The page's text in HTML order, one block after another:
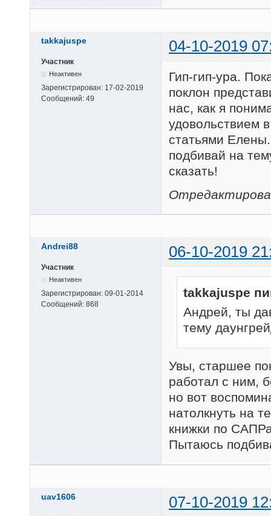
takkajuspe 04-10-2019
Участник
Неактивен
Зарегистрирован: 17-02-2019
Сообщений: 49
Гип-гип-ура.
поклон
нас, как я
удовольствием
статьями
подбивай на
сказать!
Andrei88 06-10-2019
Участник
Неактивен
Зарегистрирован: 09-01-2014
Сообщений: 868
takkajuspe
Андрей, ты
тему
Увы, старшее
работал с ним,
но вот
натолкнуть на
книжки по
Пытаюсь
uav1606 07-10-2019